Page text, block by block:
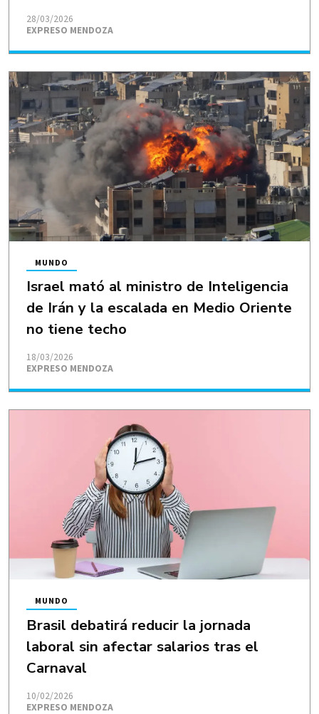
EXPRESO MENDOZA
28/03/2026
Israel mató al ministro de Inteligencia
de Irán y la escalada en Medio Oriente
no tiene techo
EXPRESO MENDOZA
MUNDO
18/03/2026
Brasil debatirá reducir la jornada
laboral sin afectar salarios tras el
Carnaval
EXPRESO MENDOZA
MUNDO
10/02/2026